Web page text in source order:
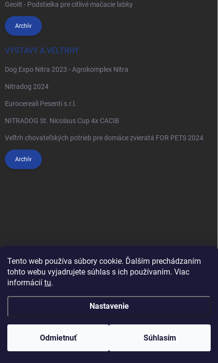
Tento web používa súbory cookie. Ďalším prechádzaním
tohto webu vyjadrujete súhlas s ich používaním. Viac
informácií tu.
Nastavenie
Odmietnuť Súhlasím
Geolit - Podstielka pre citlivé mačacie labky
Archív
VÝSTAVY A VELTRHY
Dog Expo Nitra 2023 - Agrokomplex Nitra
Nitradog 2024
Eurocereali Pesenti s.r.l.
NITRADOG St. Nicolaus Cup 4x CACIB
Veľtrh chovateľských potrieb pre domáce zvieratá FOR PETS 2024
Archív
Vytvoril Shoptet
Copyright 2026Anipet.sk. Všetky práva vyhradené.Upraviť nastavenie